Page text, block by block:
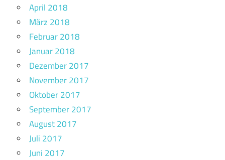
April 2018
März 2018
Februar 2018
Januar 2018
Dezember 2017
November 2017
Oktober 2017
September 2017
August 2017
Juli 2017
Juni 2017